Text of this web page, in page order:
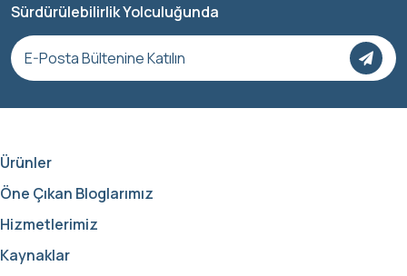
Sürdürülebilirlik Yolculuğunda
Ürünler
Öne Çıkan Bloglarımız
Hizmetlerimiz
Kaynaklar